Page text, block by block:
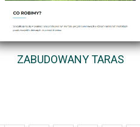
ZABUDOWANY TARAS